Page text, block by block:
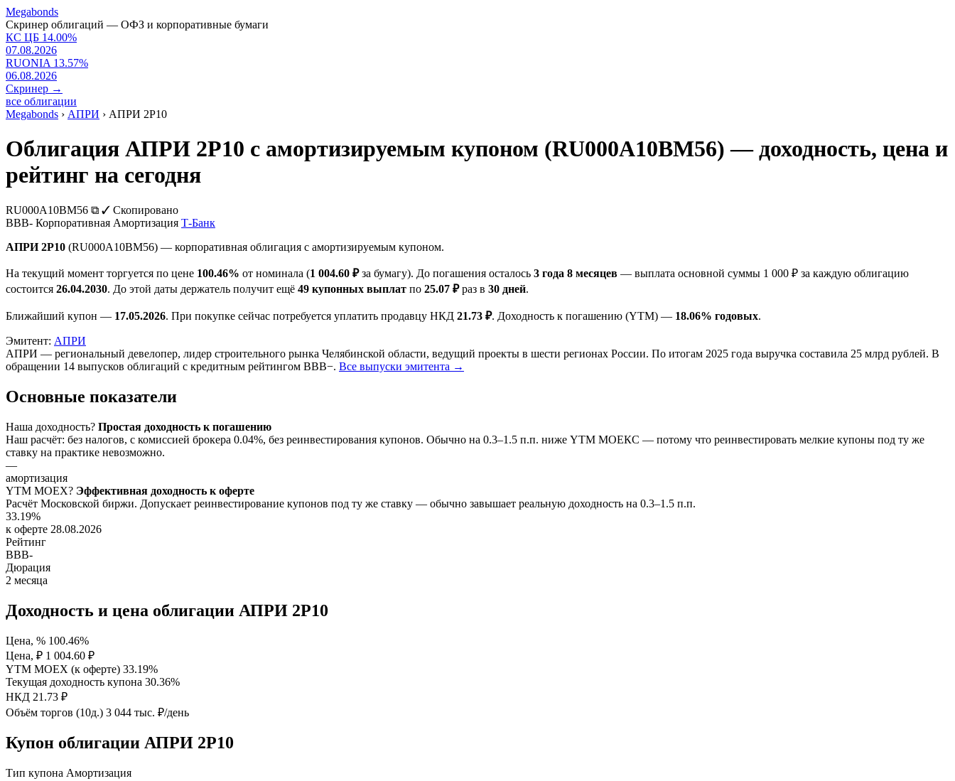
Megabonds
Скринер облигаций — ОФЗ и корпоративные бумаги
КС ЦБ 14.00%
07.08.2026
RUONIA 13.57%
06.08.2026
Скринер →
все облигации
Megabonds › АПРИ › АПРИ 2Р10
Облигация АПРИ 2Р10 с амортизируемым купоном (RU000A10BM56) — доходность, цена и
рейтинг на сегодня
RU000A10BM56 ⧉ ✓ Скопировано
BBB- Корпоративная Амортизация Т-Банк
АПРИ 2Р10 (RU000A10BM56) — корпоративная облигация с амортизируемым купоном.
На текущий момент торгуется по цене 100.46% от номинала (1 004.60 ₽за бумагу). До погашения осталось 3 года 8 месяцев — выплата основной суммы 1 000 ₽ за каждую облигацию
состоится 26.04.2030. До этой даты держатель получит ещё 49 купонных выплат по 25.07 ₽раз в 30 дней.
Ближайший купон — 17.05.2026. При покупке сейчас потребуется уплатить продавцу НКД 21.73 ₽. Доходность к погашению (YTM) — 18.06% годовых.
Эмитент: АПРИ
АПРИ — региональный девелопер, лидер строительного рынка Челябинской области, ведущий проекты в шести регионах России. По итогам 2025 года выручка составила 25 млрд рублей. В
обращении 14 выпусков облигаций с кредитным рейтингом BBB−. Все выпуски эмитента →
Основные показатели
Наша доходность? Простая доходность к погашению
Наш расчёт: без налогов, с комиссией брокера 0.04%, без реинвестирования купонов. Обычно на 0.3–1.5 п.п. ниже YTM МОЕКС — потому что реинвестировать мелкие купоны под ту же
ставку на практике невозможно.
—
амортизация
YTM MOEX? Эффективная доходность к оферте
Расчёт Московской биржи. Допускает реинвестирование купонов под ту же ставку — обычно завышает реальную доходность на 0.3–1.5 п.п.
33.19%
к оферте 28.08.2026
Рейтинг
BBB-
Дюрация
2 месяца
Доходность и цена облигации АПРИ 2Р10
Цена, % 100.46%
Цена, ₽ 1 004.60 ₽
YTM MOEX (к оферте) 33.19%
Текущая доходность купона 30.36%
НКД 21.73 ₽
Объём торгов (10д.) 3 044 тыс. ₽/день
Купон облигации АПРИ 2Р10
Тип купона Амортизация